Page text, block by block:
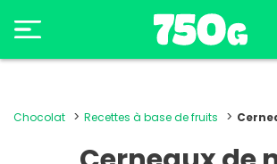
Chocolat Recettes à base de fruits